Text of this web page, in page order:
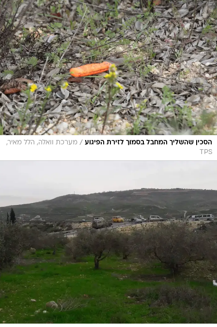
הסכין שהשליך המחבל בסמוך לזירת הפיגוע / מערכת וואלה, הלל מאיר,
TPS